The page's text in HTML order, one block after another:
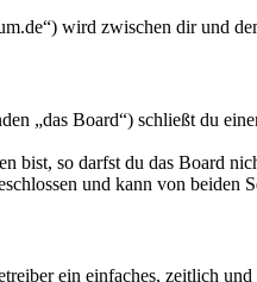
wird zwischen dir und
„das Board“) schließt du
bist, so darfst du das Board
und kann von beiden
ein einfaches, zeitlich